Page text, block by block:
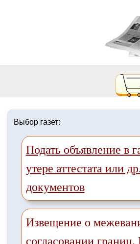
Выбор газет:
Подать объявление в
утере аттестата или
документов
Извещение о
согласовании границ.